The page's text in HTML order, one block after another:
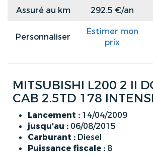
Assuré au km 292.5 €/an
Personnaliser
Estimer mon
prix
MITSUBISHI L200 2 II
CAB 2.5TD 178
Lancement : 14/04/2009
jusqu'au : 06/08/2015
Carburant : Diesel
Puissance fiscale : 8